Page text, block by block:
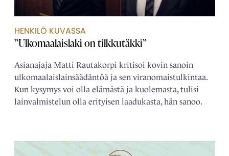
HENKILÖ KUVASSA
”Ulkomaalaislaki on tilkkutäkki”
Asianajaja Matti Rautakorpi kritisoi kovin sanoin
ulkomaalais­­lainsäädäntöä ja sen viranomais­tulkintaa.
Kun kysymys voi olla elämästä ja kuolemasta, tulisi
lain­­valmistelun olla erityisen laadukasta, hän sanoo.